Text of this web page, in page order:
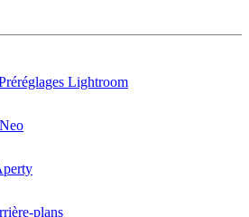
Lightroom
plans